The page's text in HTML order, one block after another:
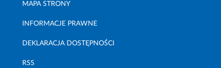
MAPA STRONY
INFORMACJE PRAWNE
DEKLARACJA DOSTĘPNOŚCI
RSS